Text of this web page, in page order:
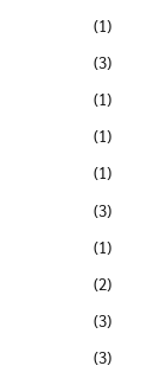
(1)
(3)
(1)
(1)
(1)
(3)
(1)
(2)
(3)
(3)